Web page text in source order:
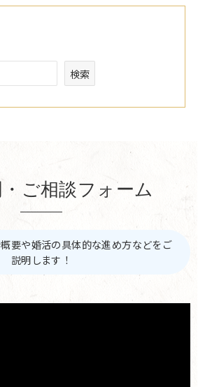
検索
ご相談フォーム
要や婚活の具体的な進め方などをご
説明します！